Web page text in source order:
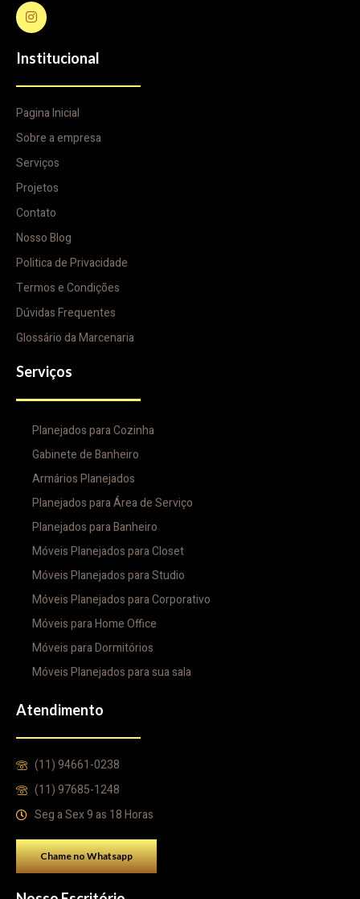
Institucional
Pagina Inicial
Sobre a empresa
Serviços
Projetos
Contato
Nosso Blog
Politica de Privacidade
Termos e Condições
Dúvidas Frequentes
Glossário da Marcenaria
Serviços
Planejados para Cozinha
Gabinete de Banheiro
Armários Planejados
Planejados para Área de Serviço
Planejados para Banheiro
Móveis Planejados para Closet
Móveis Planejados para Studio
Móveis Planejados para Corporativo
Móveis para Home Office
Móveis para Dormitórios
Móveis Planejados para sua sala
Atendimento
(11) 94661-0238
(11) 97685-1248
Seg a Sex 9 as 18 Horas
Chame no Whatsapp